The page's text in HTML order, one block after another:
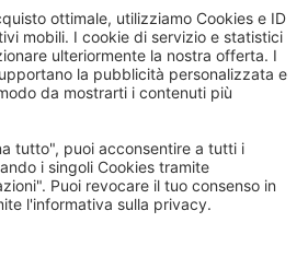
promozionali. Valido fino al 31/08/2026
confermare la tua iscrizione alla newsletter con
il codice sconto e la prossima newsletter.
registrazione in qualsiasi momento. Utilizzabile
(al netto). Pagamento in contanti non
cumulata con altre promozioni o codici sconto.
dalla ricezione.
in contanti non previsto. Non